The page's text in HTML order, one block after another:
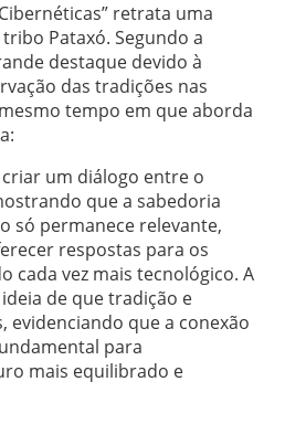
retrata uma
Pataxó. Segundo a
destaque devido à
das tradições nas
tempo em que aborda
um diálogo entre o
que a sabedoria
só permanece relevante,
respostas para os
cada vez mais tecnológico. A
de que tradição e
evidenciando que a conexão
para
mais equilibrado e